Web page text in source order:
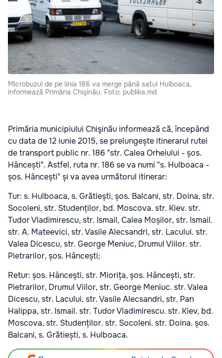
Microbuzul de pe linia 186 va merge până satul Hulboaca,
informează Primăria Chişinău. Foto: publika.md
Primăria municipiului Chişinău informează că, începând
cu data de 12 iunie 2015, se prelungește itinerarul rutei
de transport public nr. 186 "str. Calea Orheiului - șos.
Hâncești". Astfel, ruta nr. 186 se va numi "s. Hulboaca -
șos. Hâncești" și va avea următorul itinerar:
Tur: s. Hulboaca, s. Grătiești, șos. Balcani, str. Doina, str.
Socoleni, str. Studenților, bd. Moscova. str. Kiev. str.
Tudor Vladimirescu, str. Ismail, Calea Moșilor, str. Ismail.
str. A. Mateevici, str. Vasile Alecsandri, str. Lacului. str.
Valea Dicescu, str. George Meniuc, Drumul Viilor. str.
Pietrarilor, șos. Hâncești;
Retur: șos. Hâncești, str. Miorița, șos. Hâncești, str.
Pietrarilor, Drumul Viilor, str. George Meniuc. str. Valea
Dicescu, str. Lacului, str. Vasile Alecsandri, str. Pan
Halippa, str. Ismail. str. Tudor Vladimirescu. str. Kiev, bd.
Moscova, str. Studenților. str. Socoleni. str. Doina. șos.
Balcani, s. Grătiești, s. Hulboaca.